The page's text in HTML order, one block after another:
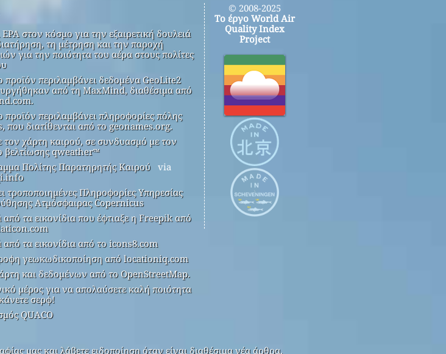
EPA στον κόσμο για την εξαιρετική δουλειά
τη μέτρηση και την παροχή
για την ποιότητα του αέρα στους πολίτες
προϊόν περιλαμβάνει δεδομένα GeoLite2
από τη MaxMind, διαθέσιμα από
προϊόν περιλαμβάνει πληροφορίες πόλης
που διατίθενται από το geonames.org.
τον χάρτη καιρού, σε συνδυασμό με τον
βελτίωσης qweather™
Πολίτης Παρατηρητής Καιρού via
τροποποιημένες Πληροφορίες Υπηρεσίας
Ατμόσφαιρας Copernicus
τα εικονίδια που έφτιαξε η Freepik από
τα εικονίδια από το icons8.com
γεωκωδικοποίηση από locationiq.com
και δεδομένων από το OpenStreetMap.
μέρος για να απολαύσετε καλή ποιότητα
σερφ!
QUACO
© 2008-2025
Το έργο World Air
Quality Index
Project
μας και λάβετε ειδοποίηση όταν είναι διαθέσιμα νέα άρθρα.